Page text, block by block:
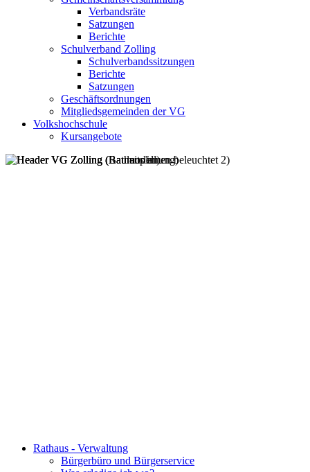
Verbandsräte
Satzungen
Berichte
Schulverband Zolling
Schulverbandssitzungen
Berichte
Satzungen
Geschäftsordnungen
Mitgliedsgemeinden der VG
Volkshochschule
Kursangebote
Rathaus - Verwaltung
Bürgerbüro und Bürgerservice